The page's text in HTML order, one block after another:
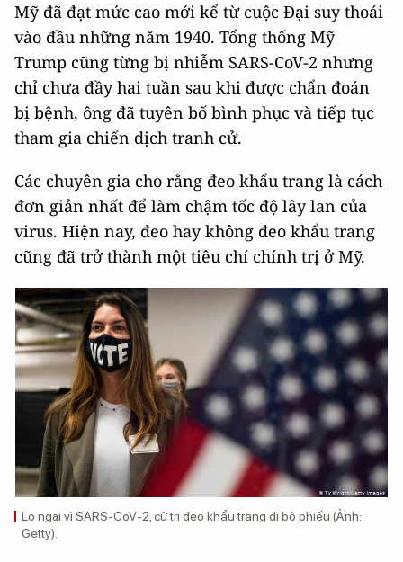
Mỹ đã đạt mức cao mới kể từ cuộc Đại suy thoái
vào đầu những năm 1940. Tổng thống Mỹ
Trump cũng từng bị nhiễm SARS-CoV-2 nhưng
chỉ chưa đầy hai tuần sau khi được chẩn đoán
bị bệnh, ông đã tuyên bố bình phục và tiếp tục
tham gia chiến dịch tranh cử.
Các chuyên gia cho rằng đeo khẩu trang là cách
đơn giản nhất để làm chậm tốc độ lây lan của
virus. Hiện nay, đeo hay không đeo khẩu trang
cũng đã trở thành một tiêu chí chính trị ở Mỹ.
Lo ngại vì SARS-CoV-2, cử tri đeo khẩu trang đi bỏ phiếu (Ảnh:
Getty).